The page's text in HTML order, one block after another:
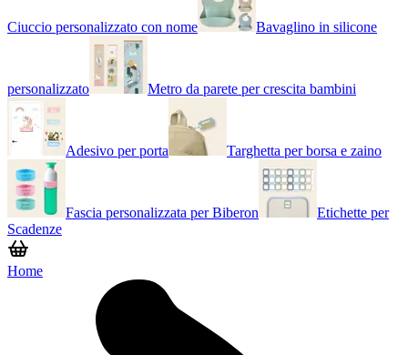
Ciuccio personalizzato con nome Bavaglino in silicone
personalizzato Metro da parete per crescita bambini
Adesivo per porta Targhetta per borsa e zaino
Fascia personalizzata per Biberon
Etichette per
Scadenze
Home